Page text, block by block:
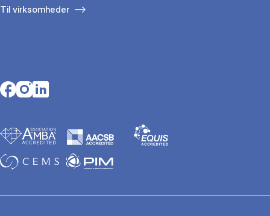
Til virksomheder
Opens in a new tab
Opens in a new tab
Opens in a new tab